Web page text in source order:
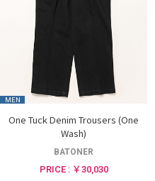
MEN
One Tuck Denim Trousers (One
Wash)
BATONER
PRICE : ￥30,030